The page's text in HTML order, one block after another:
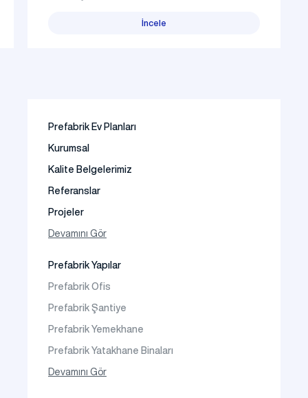
İncele
Prefabrik Ev Planları
Kurumsal
Kalite Belgelerimiz
Referanslar
Projeler
Fotoğraf Galeri
Devamını Gör
Prefabrik Yapılar
Prefabrik Ofis
Prefabrik Şantiye
Prefabrik Yemekhane
Prefabrik Yatakhane Binaları
Prefabrik Dükkan
Devamını Gör